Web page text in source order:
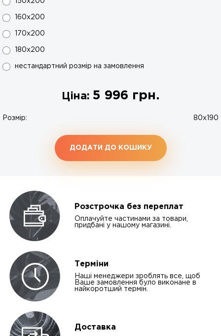
160x200
170x200
180x200
нестандартний розмір на замовлення
Ціна: 5 996 грн.
Розмір: 80x190
ДОДАТИ ДО КОШИКУ
Розстрочка без переплат
Оплачуйте частинами за товари,
придбані у нашому магазині.
Терміни
Наші менеджери зроблять все, щоб
Ваше замовлення було виконане в
найкоротший термін.
Доставка